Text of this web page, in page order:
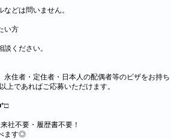
どは問いません。
い方
ください。
住者・定住者・日本人の配偶者等のビザをお持ち
上であればご応募いただけます。
社不要・履歴書不要！
ます◎